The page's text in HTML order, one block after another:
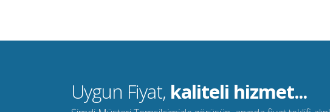
Uygun Fiyat, kaliteli hizmet...